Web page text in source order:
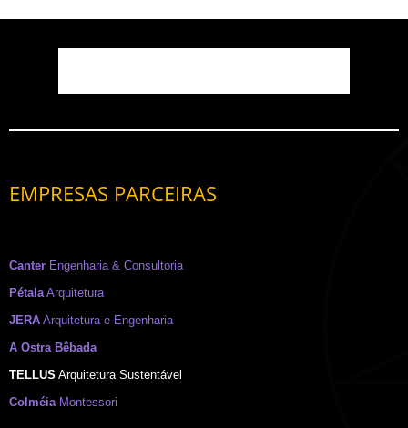
EMPRESAS PARCEIRAS
Canter Engenharia & Consultoria
PétalaArquitetura
JERA Arquitetura e Engenharia
A Ostra Bêbada
TELLUS Arquitetura Sustentável
Colméia Montessori